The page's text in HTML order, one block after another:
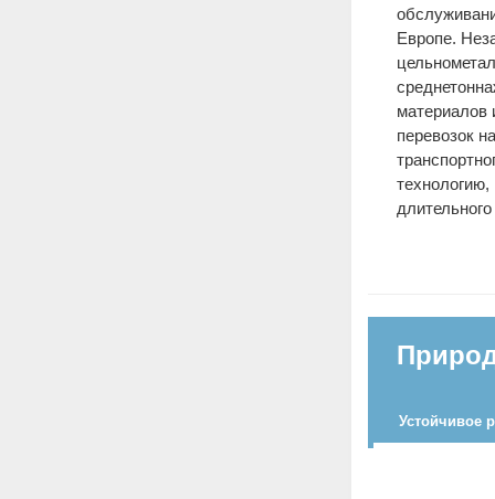
Европе.
материалов
перевозок
технологию,
Устойчивое